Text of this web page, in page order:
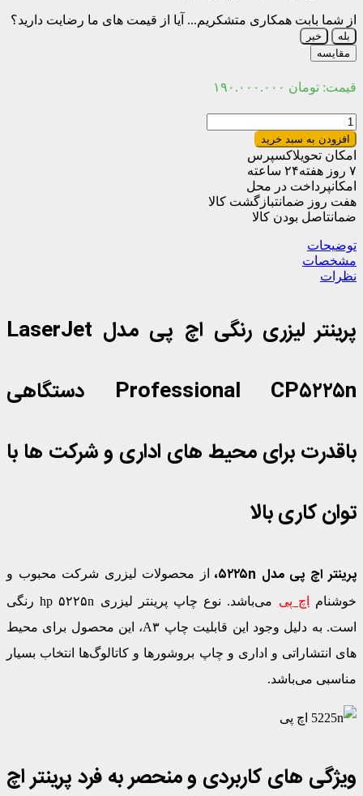
از شما بابت همکاری متشکریم... آیا از قیمت های ما رضایت دارید؟
بله
خیر
مقایسه
قیمت: تومان
پرینتر
لیزری
رنگی
اچ
پی
مدل
HP
Color
LaserJet
Professional
CP5225n
عدد
افزودن به سبد خرید
امکان تحویلاکسپرس
۷ روز هفته
۲۴ ساعته
امکانپرداخت در محل
هفت روز ضمانتبازگشت کالا
ضمانتاصل بودن کالا
توضیحات
مشخصات
نظرات
پرینتر لیزری رنگی اچ پی مدل LaserJet
Professional CP۵۲۲۵n دستگاهی
باقدرت برای محیط های اداری و شرکت ها با
توان کاری بالا
پرینتر اچ پی مدل ۵۲۲۵n،
از محصولات لیزری شرکت محبوب و
خوشنام
اچ پی
می‌باشد. نوع چاپ پرینتر لیزری hp ۵۲۲۵n رنگی
است. به دلیل وجود این قابلیت چاپ A۳، این محصول برای محیط
های انتشاراتی و اداری و چاپ بروشورها و کاتالوگ‌ها انتخاب بسیار
مناسبی می‌باشد.
ویژگی های کاربردی و منحصر به فرد پرینتر اچ